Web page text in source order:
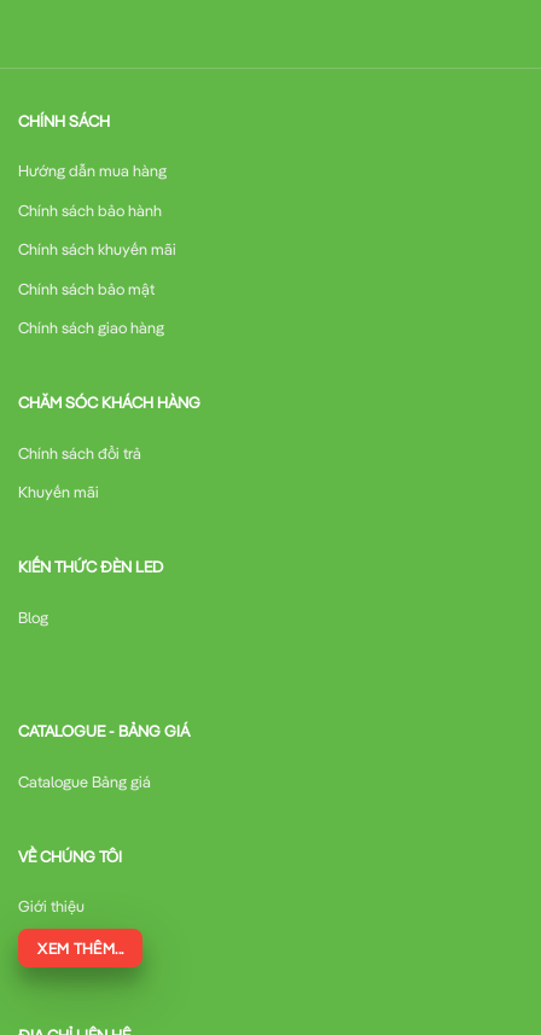
CHÍNH SÁCH
Hướng dẫn mua hàng
Chính sách bảo hành
Chính sách khuyến mãi
Chính sách bảo mật
Chính sách giao hàng
CHĂM SÓC KHÁCH HÀNG
Chính sách đổi trả
Khuyến mãi
KIẾN THỨC ĐÈN LED
Blog
CATALOGUE - BẢNG GIÁ
Catalogue Bảng giá
VỀ CHÚNG TÔI
Giới thiệu
XEM THÊM...